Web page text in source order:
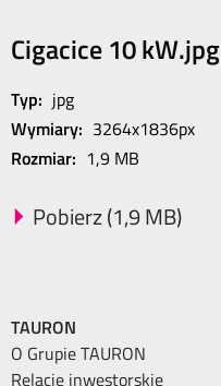
Cigacice 10 kW.jpg
Typ: jpg
Wymiary: 3264x1836px
Rozmiar: 1,9 MB
Pobierz (1,9 MB)
TAURON
O Grupie TAURON
Relacje inwestorskie